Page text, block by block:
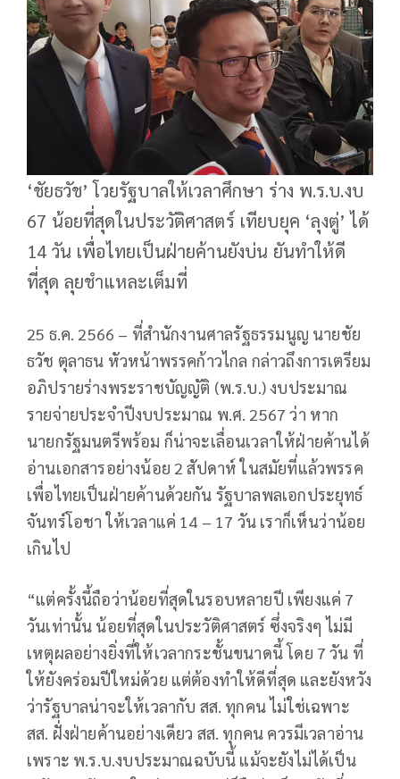
‘ชัยธวัช’ โวยรัฐบาลให้เวลาศึกษา ร่าง พ.ร.บ.งบ
67 น้อยที่สุดในประวัติศาสตร์ เทียบยุค ‘ลุงตู่’ ได้
14 วัน เพื่อไทยเป็นฝ่ายค้านยังบ่น ยันทำให้ดี
ที่สุด ลุยชำแหละเต็มที่
25 ธ.ค. 2566 – ที่สำนักงานศาลรัฐธรรมนูญ นายชัย
ธวัช ตุลาธน หัวหน้าพรรคก้าวไกล กล่าวถึงการเตรียม
อภิปรายร่างพระราชบัญญัติ (พ.ร.บ.) งบประมาณ
รายจ่ายประจำปีงบประมาณ พ.ศ. 2567 ว่า หาก
นายกรัฐมนตรีพร้อม ก็น่าจะเลื่อนเวลาให้ฝ่ายค้านได้
อ่านเอกสารอย่างน้อย 2 สัปดาห์ ในสมัยที่แล้วพรรค
เพื่อไทยเป็นฝ่ายค้านด้วยกัน รัฐบาลพลเอกประยุทธ์
จันทร์โอชา ให้เวลาแค่ 14 – 17 วัน เราก็เห็นว่าน้อย
เกินไป
“แต่ครั้งนี้ถือว่าน้อยที่สุดในรอบหลายปี เพียงแค่ 7
วันเท่านั้น น้อยที่สุดในประวัติศาสตร์ ซึ่งจริงๆ ไม่มี
เหตุผลอย่างยิ่งที่ให้เวลากระชั้นขนาดนี้ โดย 7 วัน ที่
ให้ยังคร่อมปีใหม่ด้วย แต่ต้องทำให้ดีที่สุด และยังหวัง
ว่ารัฐบาลน่าจะให้เวลากับ สส. ทุกคน ไม่ใช่เฉพาะ
สส. ฝั่งฝ่ายค้านอย่างเดียว สส. ทุกคน ควรมีเวลาอ่าน
เพราะ พ.ร.บ.งบประมาณฉบับนี้ แม้จะยังไม่ได้เป็น